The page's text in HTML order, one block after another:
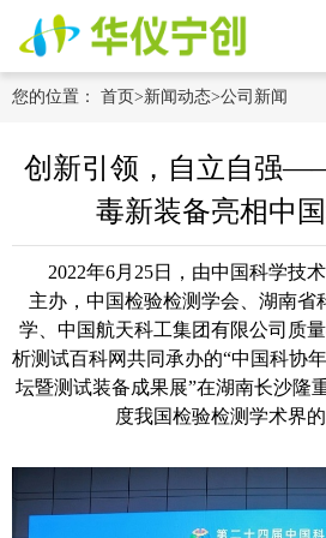
您的位置： 首页>新闻动态>公司新闻
创新引领，自立自强
毒新装备亮相中
2022年6月 25日，由中国科学技
主办，中国检验检测学会、湖南省
学、中国航天科工集团有限公司质
析测试百科网共同承办的“中国科协
坛暨测试装备成果展”在湖南长沙隆
度我国检验检测学术界的